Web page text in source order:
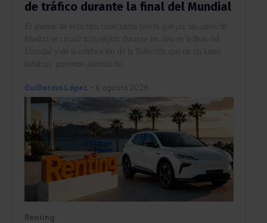
de tráfico durante la final del Mundial
El análisis de vehículos conectados revela que por las calles de
Madrid se circuló más rápido durante los días de la final del
Mundial y de la celebración de la Selección que en un lunes
habitual, poniendo además de...
Guillermo López - 6 agosto 2026
Renting